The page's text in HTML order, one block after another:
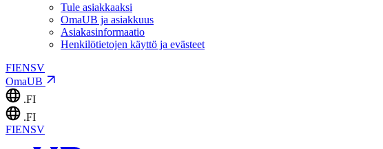
Tule asiakkaaksi
OmaUB ja asiakkuus
Asiakasinformaatio
Henkilötietojen käyttö ja evästeet
FIENSV
OmaUB
.FI
.FI
FIENSV